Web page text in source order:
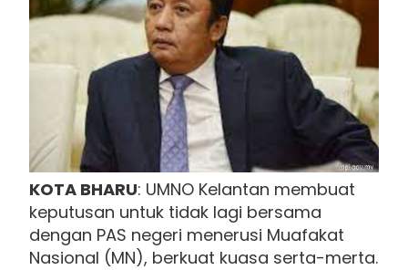
KOTA BHARU: UMNO Kelantan membuat
keputusan untuk tidak lagi bersama
dengan PAS negeri menerusi Muafakat
Nasional (MN), berkuat kuasa serta-merta.